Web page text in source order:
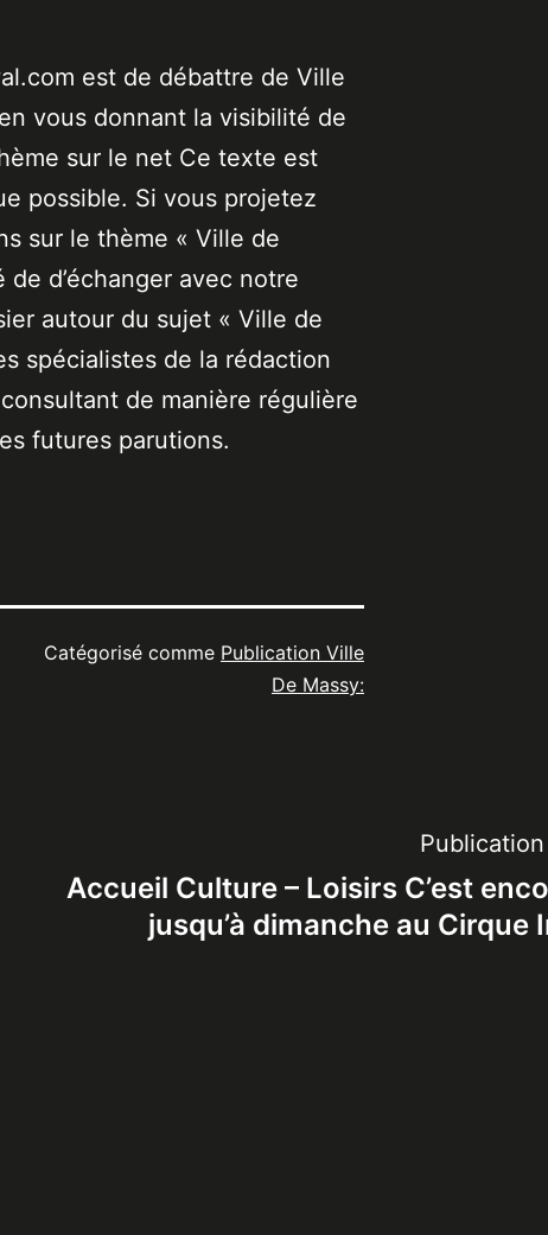
est de débattre de Ville
vous donnant la visibilité de
sur le net Ce texte est
possible. Si vous projetez
sur le thème « Ville de
d’échanger avec notre
autour du sujet « Ville de
spécialistes de la rédaction
de manière régulière
futures parutions.
Catégorisé comme Publication Ville
De Massy:
Accueil Culture – Loisirs C’est
jusqu’à dimanche au Cirque